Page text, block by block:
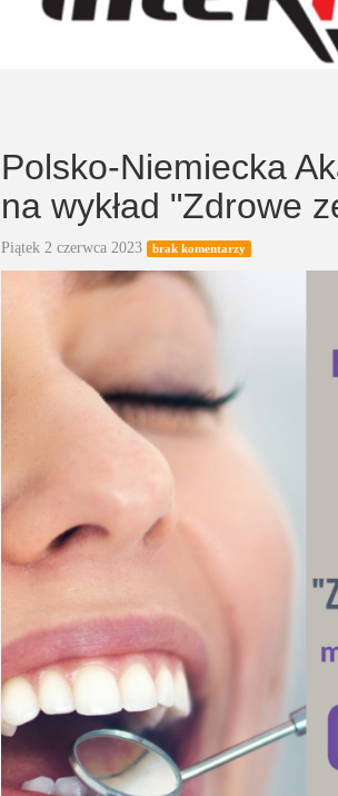
Polsko-Niemiecka
na wykład "Zdrowe
Piątek 2 czerwca 2023 brak komentarzy